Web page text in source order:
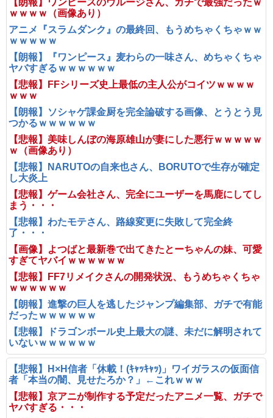
【朗報】ワンピースのウルージさん、ガチで最強だったｗ
ｗｗｗｗ（画像あり）
アニメ『スラムダンク』の最終回、もうめちゃくちゃｗｗ
ｗｗｗｗｗ
【朗報】『ワンピース』麦わらの一味さん、めちゃくちゃ
ヤバすぎるｗｗｗｗｗｗ
【悲報】FFシリーズ史上最低の主人公がコイツｗｗｗｗ
ｗｗｗ
【朗報】ソシャゲ課金厨を完全論破する画像、とうとう見
つかるｗｗｗｗｗｗ
【悲報】美味しんぼの海原雄山が妻にした悪行ｗｗｗｗｗ
ｗ（画像あり）
【悲報】NARUTOの自来也さん、BORUTOで生存が確定
し大炎上
【悲報】ゲーム会社さん、完全にユーザーを馬鹿にしてし
まう・・・
【悲報】わたモテさん、路線変更に失敗して完全終
了・・・
【画像】よつばと最新巻で出てきたとーちゃんの妹、可愛
すぎてヤバイｗｗｗｗｗｗ
【悲報】FF7リメイクさんの開発状況、もうめちゃくちゃ
ｗｗｗｗｗｗ
【朗報】進撃の巨人を逃したジャンプ編集部、ガチで有能
だったｗｗｗｗｗｗ
【悲報】ドラゴンボール史上最大の謎、未だに解明されて
いないｗｗｗｗｗｗ
【悲報】H×H信者「休載！(ｷｬｯｷｬｯ)」ワイガラスの仮面信
者「本当の闇、見せたろか？」←これｗｗｗ
【悲報】京アニが制作する予定だったアニメ一覧、ガチで
ヤバすぎる・・・